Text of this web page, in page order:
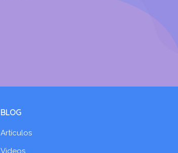
BLOG
Artículos
Videos